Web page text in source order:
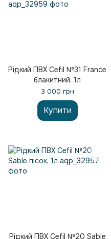
Рідкий ПВХ Cefil №31 France
блакитний, 1л
3 000 грн
Купити
Рідкий ПВХ Cefil №20 Sable